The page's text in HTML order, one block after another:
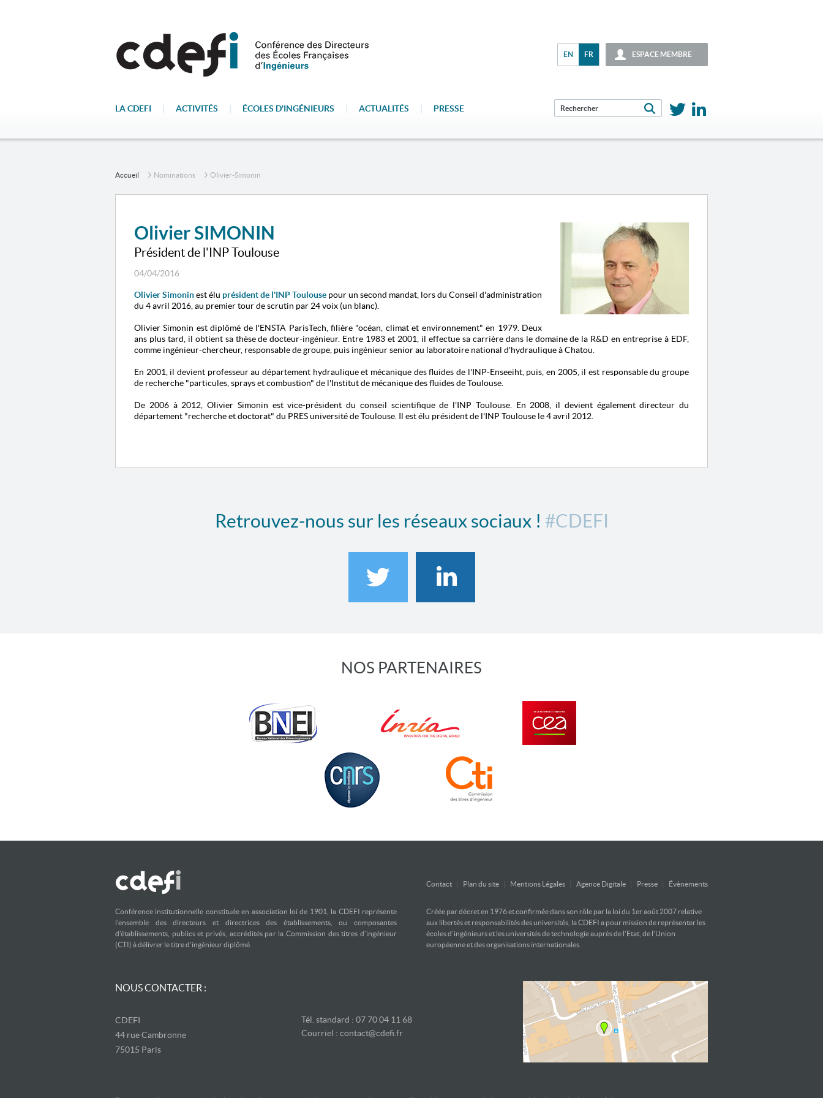
ESPACE MEMBRE
EN FR
LA CDEFI ACTIVITÉS ÉCOLES D'INGÉNIEURS ACTUALITÉS PRESSE
Accueil Nominations Olivier-Simonin
Olivier SIMONIN
Président de l'INP Toulouse
04/04/2016
Olivier Simoninest élu président de l'INP Toulouse pour un second mandat, lors du Conseil d'administration
du 4 avril 2016, au premier tour de scrutin par 24 voix (un blanc).
Olivier Simonin est diplômé de l'ENSTA ParisTech, filière "océan, climat et environnement" en 1979. Deux
ans plus tard, il obtient sa thèse de docteur-ingénieur. Entre 1983 et 2001, il effectue sa carrière dans le domaine de la R&D en entreprise à EDF,
comme ingénieur-chercheur, responsable de groupe, puis ingénieur senior au laboratoire national d'hydraulique à Chatou.
En 2001, il devient professeur au département hydraulique et mécanique des fluides de l'INP-Enseeiht, puis, en 2005, il est responsable du groupe
de recherche "particules, sprays et combustion" de l'Institut de mécanique des fluides de Toulouse.
De 2006 à 2012, Olivier Simonin est vice-président du conseil scientifique de l'INP Toulouse. En 2008, il devient également directeur du
département "recherche et doctorat" du PRES université de Toulouse. Il est élu président de l'INP Toulouse le 4 avril 2012.
Retrouvez-nous sur les réseaux sociaux ! #CDEFI
NOS PARTENAIRES
Contact Plan du site Mentions Légales Agence Digitale Presse Évènements
Conférence institutionnelle constituée en association loi de 1901, la CDEFI représente
l’ensemble des directeurs et directrices des établissements, ou composantes
d’établissements, publics et privés, accrédités par la Commission des titres d’ingénieur
(CTI) à délivrer le titre d’ingénieur diplômé.
Créée par décret en 1976 et confirmée dans son rôle par la loi du 1er août 2007 relative
aux libertés et responsabilités des universités, la CDEFI a pour mission de représenter les
écoles d’ingénieurs et les universités de technologie auprès de l’Etat, de l’Union
européenne et des organisations internationales.
NOUS CONTACTER :
CDEFI
44 rue Cambronne
75015 Paris
Tél. standard : 07 70 04 11 68
Courriel : contact@cdefi.fr